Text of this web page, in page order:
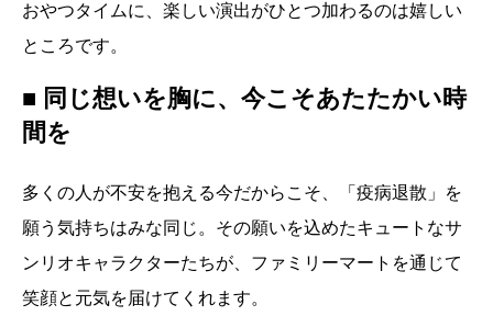
おやつタイムに、楽しい演出がひとつ加わるのは嬉しい
ところです。
■ 同じ想いを胸に、今こそあたたかい時
間を
多くの人が不安を抱える今だからこそ、「疫病退散」を
願う気持ちはみな同じ。その願いを込めたキュートなサ
ンリオキャラクターたちが、ファミリーマートを通じて
笑顔と元気を届けてくれます。